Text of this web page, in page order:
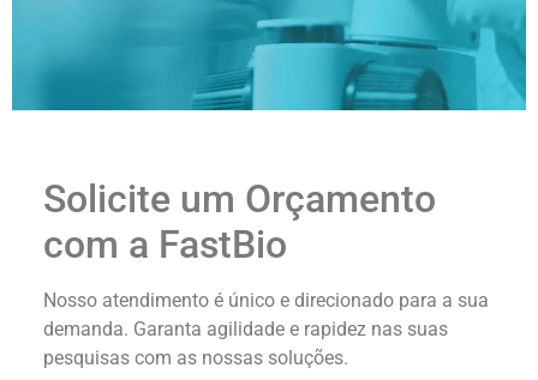
Solicite um Orçamento
com a FastBio
Nosso atendimento é único e direcionado para a sua
demanda. Garanta agilidade e rapidez nas suas
pesquisas com as nossas soluções.